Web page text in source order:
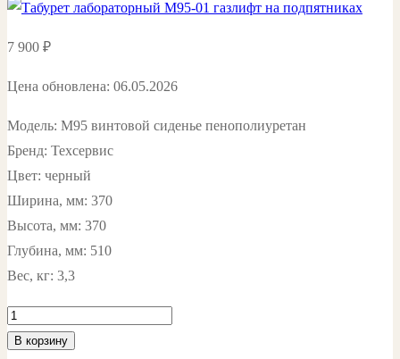
7 900 ₽
Цена обновлена: 06.05.2026
Модель: М95 винтовой сиденье пенополиуретан
Бренд: Техсервис
Цвет: черный
Ширина, мм: 370
Высота, мм: 370
Глубина, мм: 510
Вес, кг: 3,3
Количество
товара
В корзину